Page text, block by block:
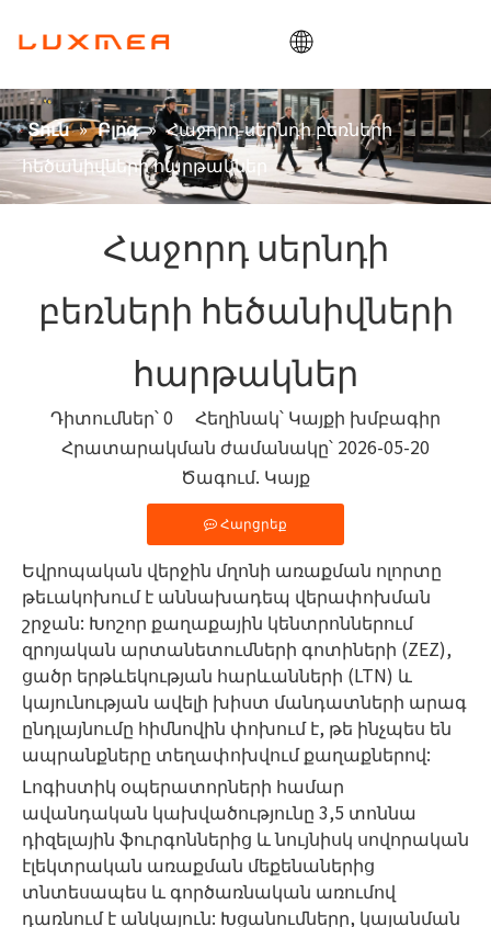
Տուն
Ընկերություն
Բեռնատար հեծանիվ
Բլոգ
Տուն » Բլոգ » Հաջորդ սերնդի բեռների
հեծանիվների հարթակներ
Հաջորդ սերնդի
բեռների հեծանիվների
հարթակներ
Դիտումներ՝0 Հեղինակ՝ Կայքի խմբագիր
Հրատարակման ժամանակը՝ 2026-05-20
Ծագում. Կայք
Հարցրեք
Եվրոպական վերջին մղոնի առաքման ոլորտը
թեւակոխում է աննախադեպ վերափոխման
շրջան: Խոշոր քաղաքային կենտրոններում
զրոյական արտանետումների գոտիների (ZEZ),
ցածր երթևեկության հարևանների (LTN) և
կայունության ավելի խիստ մանդատների արագ
ընդլայնումը հիմնովին փոխում է, թե ինչպես են
ապրանքները տեղափոխվում քաղաքներով:
Լոգիստիկ օպերատորների համար
ավանդական կախվածությունը 3,5 տոննա
դիզելային ֆուրգոններից և նույնիսկ սովորական
էլեկտրական առաքման մեքենաներից
տնտեսապես և գործառնական առումով
դառնում է անկայուն: Խցանումները, կայանման